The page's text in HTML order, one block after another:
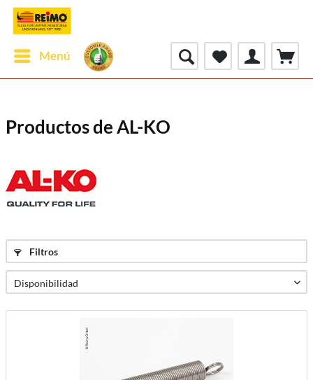
Menú
Productos de AL-KO
Filtros